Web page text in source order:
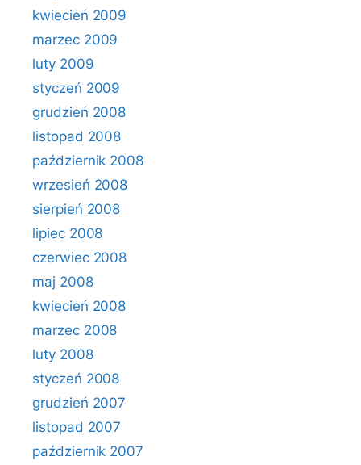
kwiecień 2009
marzec 2009
luty 2009
styczeń 2009
grudzień 2008
listopad 2008
październik 2008
wrzesień 2008
sierpień 2008
lipiec 2008
czerwiec 2008
maj 2008
kwiecień 2008
marzec 2008
luty 2008
styczeń 2008
grudzień 2007
listopad 2007
październik 2007